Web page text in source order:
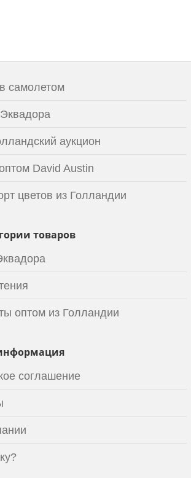
самолетом
аукцион
David Austin
цветов из Голландии
товаров
оптом из Голландии
соглашение